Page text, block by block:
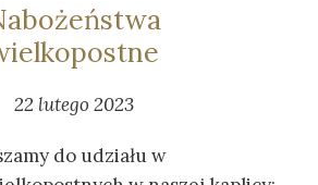
22 lutego 2023
do udziału w